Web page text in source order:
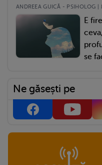
ANDREEA GUICĂ - PSIHOLOG |
E
se
Ne găsești pe